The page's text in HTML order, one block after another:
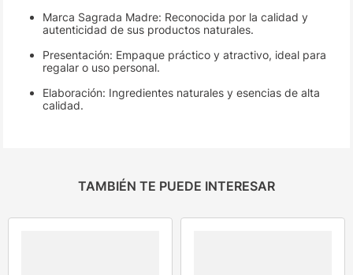
Marca Sagrada Madre: Reconocida por la calidad y
autenticidad de sus productos naturales.
Presentación: Empaque práctico y atractivo, ideal para
regalar o uso personal.
Elaboración: Ingredientes naturales y esencias de alta
calidad.
TAMBIÉN TE PUEDE INTERESAR